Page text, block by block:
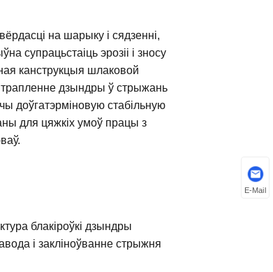
на шарыку і сядзенні,
супрацьстаіць эрозіі і зносу
канструкцыя шлаковой
дзындры ў стрыжань
доўгатэрміновую стабільную
для цяжкіх умоў працы з
блакіроўкі дзындры
і закліноўванне стрыжня
E-Mail